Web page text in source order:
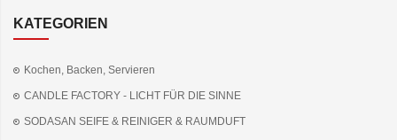
KATEGORIEN
Kochen, Backen, Servieren
CANDLE FACTORY - LICHT FÜR DIE SINNE
SODASAN SEIFE & REINIGER & RAUMDUFT